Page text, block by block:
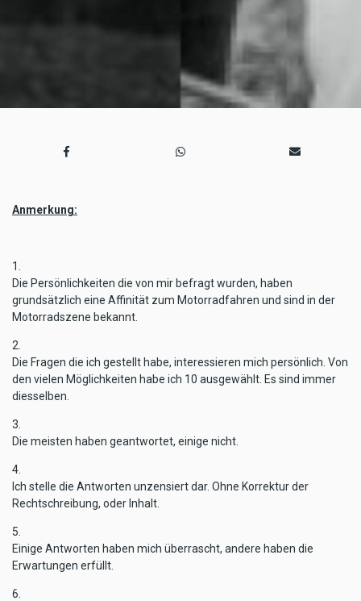
Anmerkung:
1.
Die Persönlichkeiten die von mir befragt wurden, haben
grundsätzlich eine Affinität zum Motorradfahren und sind in der
Motorradszene bekannt.
2.
Die Fragen die ich gestellt habe, interessieren mich persönlich. Von
den vielen Möglichkeiten habe ich 10 ausgewählt. Es sind immer
diesselben.
3.
Die meisten haben geantwortet, einige nicht.
4.
Ich stelle die Antworten unzensiert dar. Ohne Korrektur der
Rechtschreibung, oder Inhalt.
5.
Einige Antworten haben mich überrascht, andere haben die
Erwartungen erfüllt.
6.